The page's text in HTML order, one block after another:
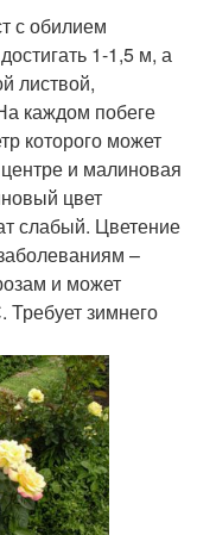
с обилием
1-1,5 м, а
листвой,
каждом побеге
которого может
и малиновая
цвет
слабый. Цветение
–
и может
зимнего